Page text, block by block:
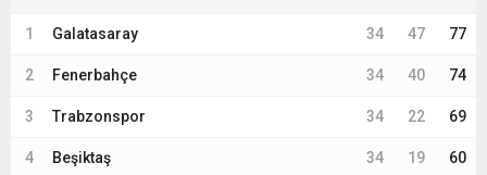
1 Galatasaray 34 47 77
2 Fenerbahçe 34 40 74
3 Trabzonspor 34 22 69
4 Beşiktaş 34 19 60